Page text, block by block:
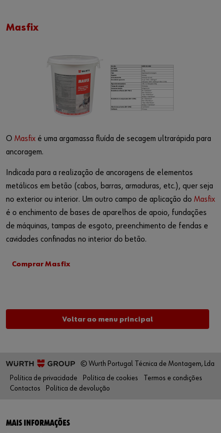
Masfix
O Masfix é uma argamassa fluída de secagem ultrarápida para
ancoragem.
Indicada para a realização de ancoragens de elementos
metálicos em betão (cabos, barras, armaduras, etc.), quer seja
no exterior ou interior. Um outro campo de aplicação do Masfix
é o enchimento de bases de aparelhos de apoio, fundações
de máquinas, tampas de esgoto, preenchimento de fendas e
cavidades confinadas no interior do betão.
Comprar Masfix
Voltar ao menu principal
© Wurth Portugal Técnica de Montagem, Lda
Política de privacidade
Política de cookies
Termos e condições
Contactos
Política de devolução
MAIS INFORMAÇÕES